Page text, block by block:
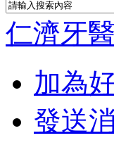
仁濟牙
加為
發送